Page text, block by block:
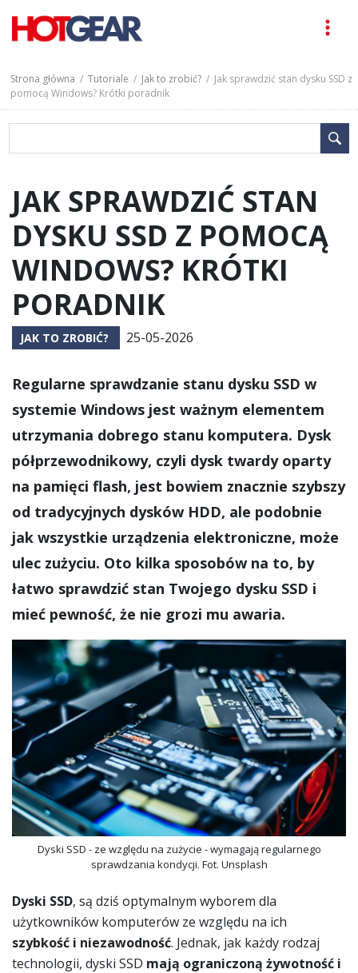
Strona główna /Tutoriale / Jak to zrobić? / Jak sprawdzić stan dysku SSD z
pomocą Windows? Krótki poradnik
JAK SPRAWDZIĆ STAN
DYSKU SSD Z POMOCĄ
WINDOWS? KRÓTKI
PORADNIK
JAK TO ZROBIĆ? 25-05-2026
Regularne sprawdzanie stanu dysku SSD w
systemie Windows jest ważnym elementem
utrzymania dobrego stanu komputera. Dysk
półprzewodnikowy, czyli dysk twardy oparty
na pamięci flash, jest bowiem znacznie szybszy
od tradycyjnych dysków HDD, ale podobnie
jak wszystkie urządzenia elektroniczne, może
ulec zużyciu. Oto kilka sposobów na to, by
łatwo sprawdzić stan Twojego dysku SSD i
mieć pewność, że nie grozi mu awaria.
Dyski SSD - ze względu na zużycie - wymagają regularnego
sprawdzania kondycji. Fot. Unsplash
Dyski SSD, są dziś optymalnym wyborem dla
użytkowników komputerów ze względu na ich
szybkość i niezawodność. Jednak, jak każdy rodzaj
technologii, dyski SSD mają ograniczoną żywotność i